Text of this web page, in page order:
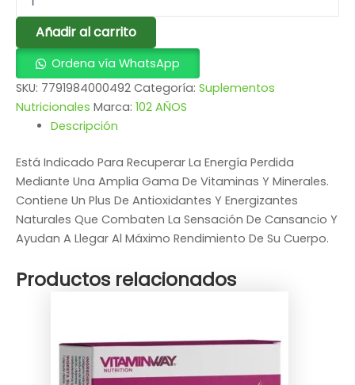
Añadir al carrito
Ordena vía WhatsApp
SKU: 7791984000492 Categoría: Suplementos
Nutricionales Marca: 102 AÑOS
Descripción
Está Indicado Para Recuperar La Energía Perdida
Mediante Una Amplia Gama De Vitaminas Y Minerales.
Contiene Un Plus De Antioxidantes Y Energizantes
Naturales Que Combaten La Sensación De Cansancio Y
Ayudan A Llegar Al Máximo Rendimiento De Su Cuerpo.
Productos relacionados